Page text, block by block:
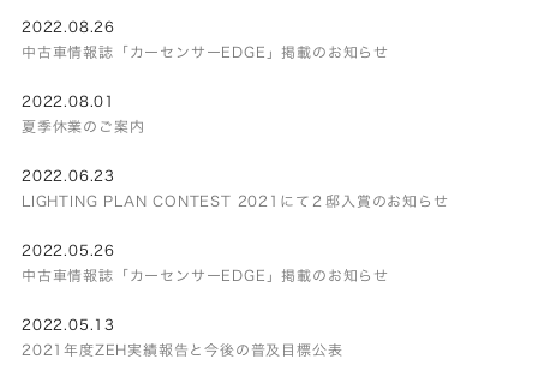
2022.08.26
中古車情報誌「カーセンサーEDGE」掲載のお知らせ
2022.08.01
夏季休業のご案内
2022.06.23
LIGHTING PLAN CONTEST 2021にて２邸入賞のお知らせ
2022.05.26
中古車情報誌「カーセンサーEDGE」掲載のお知らせ
2022.05.13
2021年度ZEH実績報告と今後の普及目標公表